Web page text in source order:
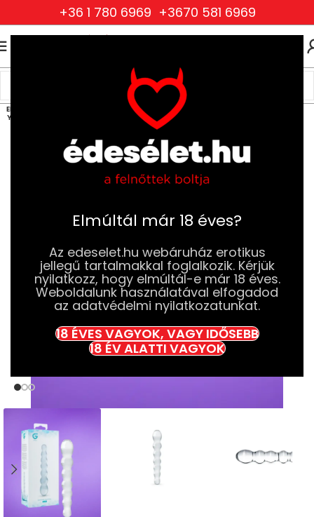
Elmúltál már 18 éves?
Az edeselet.hu webáruház erotikus
jellegű tartalmakkal foglalkozik. Kérjük
nyilatkozz, hogy elmúltál-e már 18 éves.
Weboldalunk használatával elfogadod
az adatvédelmi nyilatkozatunkat.
18 ÉVES VAGYOK, VAGY IDŐSEBB
18 ÉV ALATTI VAGYOK
+36 1 780 6969 +3670 581 6969
Szexjátékok Dildók
ELFOG
YOTT